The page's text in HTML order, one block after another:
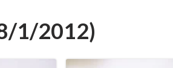
1/2012)